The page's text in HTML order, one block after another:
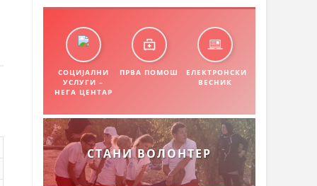
СОЦИЈАЛНИ
УСЛУГИ –
НЕГА ЦЕНТАР
ПРВА ПОМОШ
ЕЛЕКТРОНСКИ
ВЕСНИК
СТАНИ ВОЛОНТЕР